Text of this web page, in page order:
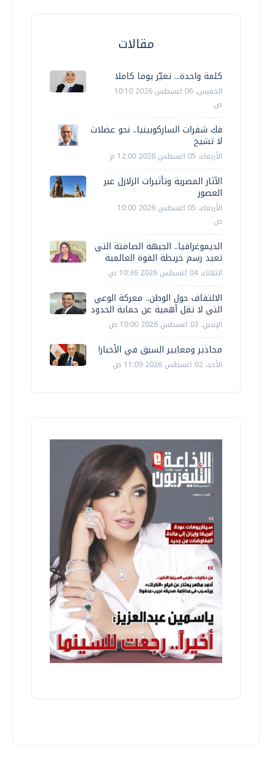
مقالات
كلمة واحدة... تغيّر يوما كاملا
الخميس، 06 اغسطس 2026 10:10
ص
فك شفرات الساركوبينيا.. نحو عضلات
لا تشيخ
الأربعاء، 05 اغسطس 2026 12:00 م
الآثار المصرية وتأثيرات الزلازل عبر
العصور
الأربعاء، 05 اغسطس 2026 10:00
ص
الديموغرافيا.. الجبهة الصامتة التي
تعيد رسم خريطة القوة العالمية
الثلاثاء، 04 اغسطس 2026 10:36 ص
الالتفاف حول الوطن.. معركة الوعي
التي لا تقل أهمية عن حماية الحدود
الإثنين، 03 اغسطس 2026 10:00 ص
محاذير ومعايير السبق في الأخبار!
الأحد، 02 اغسطس 2026 11:09 ص